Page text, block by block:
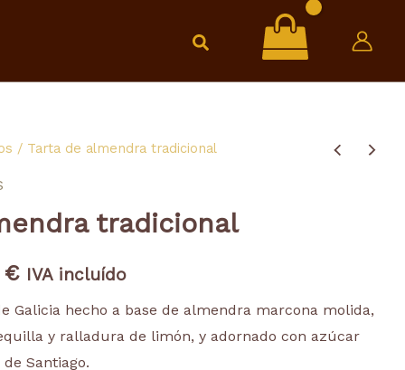
/ Tarta de almendra tradicional
tradicional
€
Rango
precios:
desde
15,00 €
hasta
IVA incluído
Galicia hecho a base de almendra marcona molida,
y ralladura de limón, y adornado con azúcar
Santiago.